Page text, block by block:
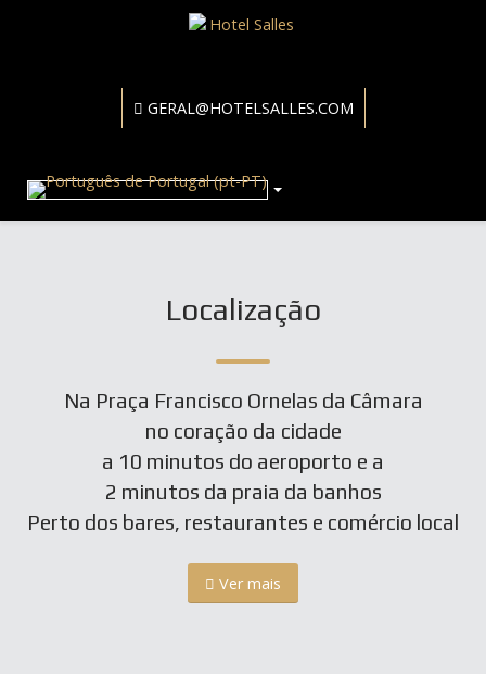
GERAL@HOTELSALLES.COM
Localização
Na Praça Francisco Ornelas da Câmara
no coração da cidade
a 10 minutos do aeroporto e a
2 minutos da praia da banhos
Perto dos bares, restaurantes e comércio local
Ver mais